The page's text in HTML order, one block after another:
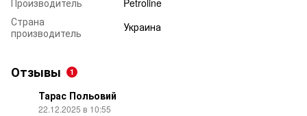
Страна
производитель
Украина
Отзывы 1
Тарас Польовий
22.12.2025 в 10:55